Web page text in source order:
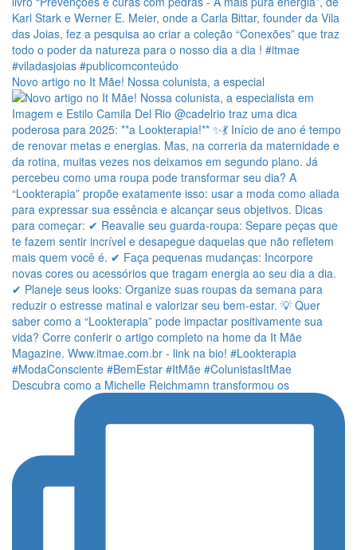
Novo artigo no It Mãe! Nossa colunista, a especial
Descubra como a Michelle Reichmamn transformou os